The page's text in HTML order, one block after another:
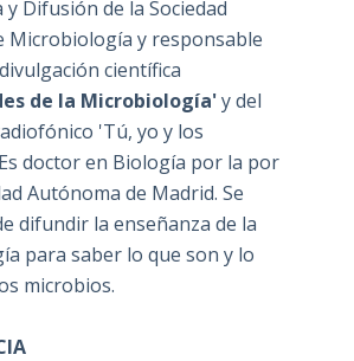
y Difusión de la Sociedad
Microbiología y responsable
científica
de la Microbiología'y del
'Tú, yo y los
doctor en Biología por la por
Autónoma de Madrid. Se
difundir la enseñanza de la
para saber lo que son y lo
microbios.